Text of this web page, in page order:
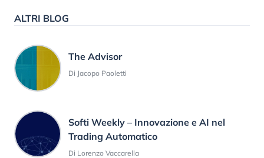
ALTRI BLOG
The Advisor
Di Jacopo Paoletti
Softi Weekly – Innovazione e AI nel
Trading Automatico
Di Lorenzo Vaccarella